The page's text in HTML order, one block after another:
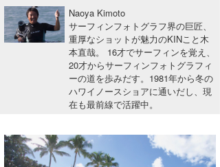
波情報･概況
WAVE HUNTER波予想ツール
会員メニュー
Naoya Kimoto
サーフィンフォトグラフ界の巨匠、
重厚なショットが魅力のKINこと木
本直哉。 16才でサーフィンを覚え、
20才からサーフィンフォトグラフィ
ーの道を歩みだす。1981年から冬の
ハワイノースショアに通いだし、現
在も最前線で活躍中。
ファッション/グッズ
アート＆エンタメ
ショップ情報
ウラナミ